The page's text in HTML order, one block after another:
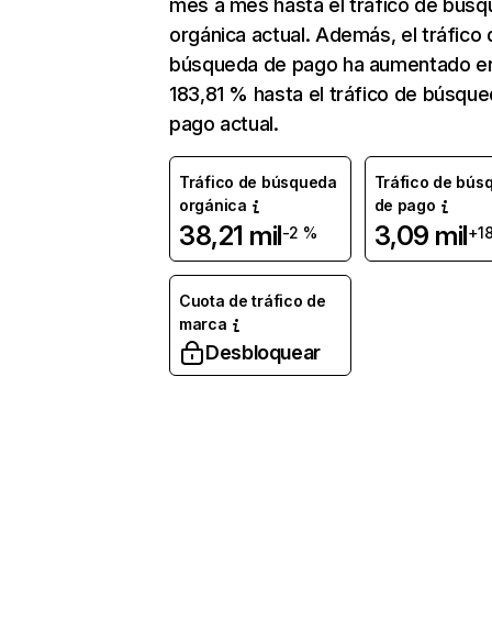
mes a mes hasta el tráfico de
orgánica actual. Además, el tráfico
búsqueda de pago ha aumentado
183,81 % hasta el tráfico de
pago actual.
Tráfico de búsqueda
orgánica
38,21 mil-2 %
Tráfico de
de pago
3,09 mil
Cuota de tráfico de
marca
Desbloquear